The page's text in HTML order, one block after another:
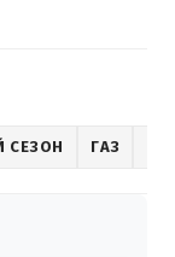
СЕЗОН ГАЗ